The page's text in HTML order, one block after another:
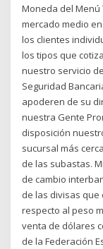
Moneda del Menú
mercado medio
los clientes
los tipos que
nuestro servicio
Seguridad
apoderen de su
nuestra Gente
disposición
sucursal más
de las subastas.
de cambio
de las divisas que
respecto al peso
venta de dólares
de la Federación